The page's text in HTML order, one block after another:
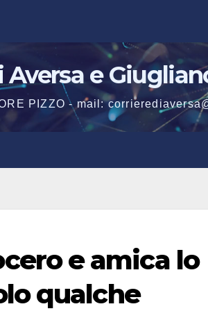
Aversa e
PIZZO - mail:
e amica lo
qualche